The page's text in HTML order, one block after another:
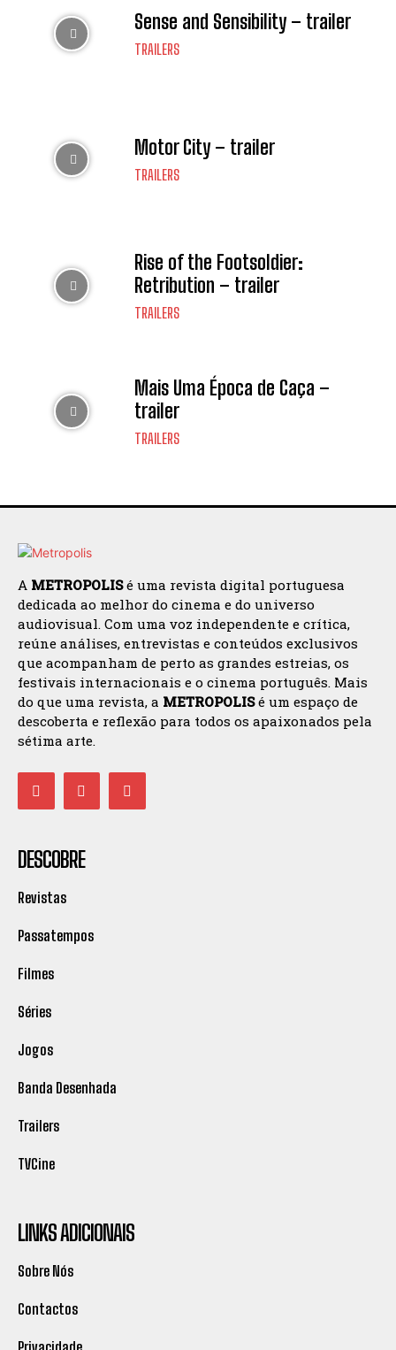
Sense and Sensibility – trailer
TRAILERS
Motor City – trailer
TRAILERS
Rise of the Footsoldier:
Retribution – trailer
TRAILERS
Mais Uma Época de Caça –
trailer
TRAILERS
A METROPOLISé uma revista digital portuguesa
dedicada ao melhor do cinema e do universo
audiovisual. Com uma voz independente e crítica,
reúne análises, entrevistas e conteúdos exclusivos
que acompanham de perto as grandes estreias, os
festivais internacionais e o cinema português. Mais
do que uma revista, a METROPOLISé um espaço de
descoberta e reflexão para todos os apaixonados pela
sétima arte.
DESCOBRE
Revistas
Passatempos
Filmes
Séries
Jogos
Banda Desenhada
Trailers
TVCine
LINKS ADICIONAIS
Sobre Nós
Contactos